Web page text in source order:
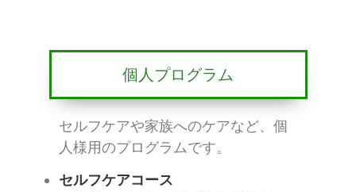
個人プログラム
セルフケアや家族へのケアなど、個
人様用のプログラムです。
セルフケアコース